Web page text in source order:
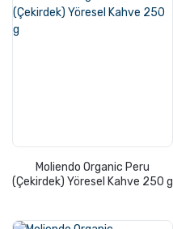
Moliendo Organic Peru
(Çekirdek) Yöresel Kahve 250 g